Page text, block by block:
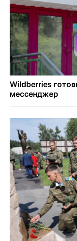
Новосибирский
«Красном